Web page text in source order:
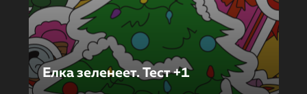
Елка зеленеет. Тест +1